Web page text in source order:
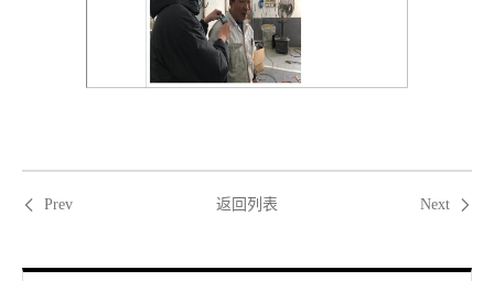
Prev 返回列表 Next